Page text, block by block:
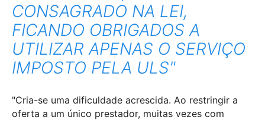
CONSAGRADO NA LEI,
FICANDO OBRIGADOS A
UTILIZAR APENAS O SERVIÇO
IMPOSTO PELA ULS"
"Cria-se uma dificuldade acrescida. Ao restringir a
oferta a um único prestador, muitas vezes com